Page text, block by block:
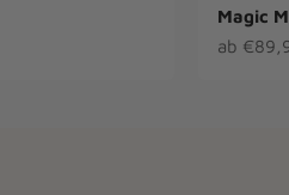
Magic
Angebot
ab